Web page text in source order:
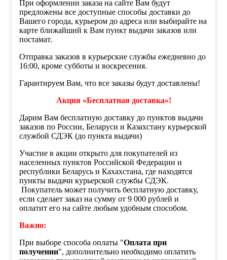
При оформлении заказа на сайте Вам будут
предложены все доступные способы доставки до
Вашего города, курьером до адреса или выбирайте на
карте ближайший к Вам пункт выдачи заказов или
постамат.
Отправка заказов в курьерские службы ежедневно до
16:00, кроме субботы и воскресения.
Гарантируем Вам, что все заказы будут доставлены!
Акция «Бесплатная доставка»!
Дарим Вам бесплатную доставку до пунктов выдачи
заказов по России, Беларуси и Казахстану курьерской
службой СДЭК (до пункта выдачи)
Участие в акции открыто для покупателей из
населенных пунктов Российской Федерации и
республики Беларусь и Кахахстана, где находятся
пункты выдачи курьерской службы СДЭК.
Покупатель может получить бесплатную доставку,
если сделает заказ на сумму от 9 000 рублей и
оплатит его на сайте любым удобным способом.
Важно:
При выборе способа оплаты "Оплата при
получении", дополнительно необходимо оплатить